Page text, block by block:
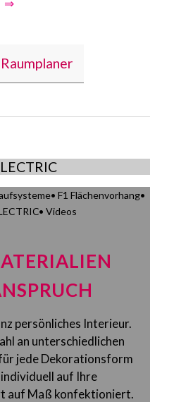
⇒
• F1 Flächenvorhang•
• Videos
persönliches Interieur.
an unterschiedlichen
jede Dekorationsform
auf Ihre
auf Maß konfektioniert.